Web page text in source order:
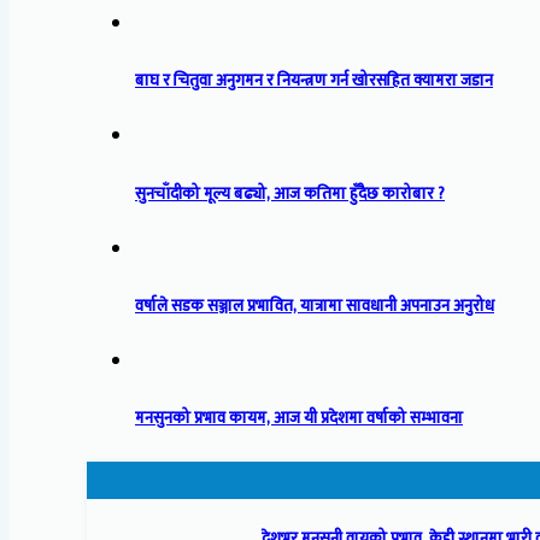
बाघ र चितुवा अनुगमन र नियन्त्रण गर्न खोरसहित क्यामरा जडान
सुनचाँदीको मूल्य बढ्यो, आज कतिमा हुँदैछ कारोबार ?
वर्षाले सडक सञ्जाल प्रभावित, यात्रामा सावधानी अपनाउन अनुरोध
मनसुनको प्रभाव कायम, आज यी प्रदेशमा वर्षाको सम्भावना